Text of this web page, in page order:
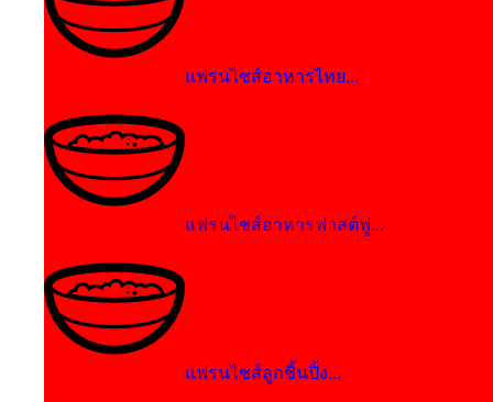
แฟรนไชส์อาหารไทย...
แฟรนไชส์อาหารฟาสต์ฟู...
แฟรนไชส์ลูกชิ้นปิ้ง...